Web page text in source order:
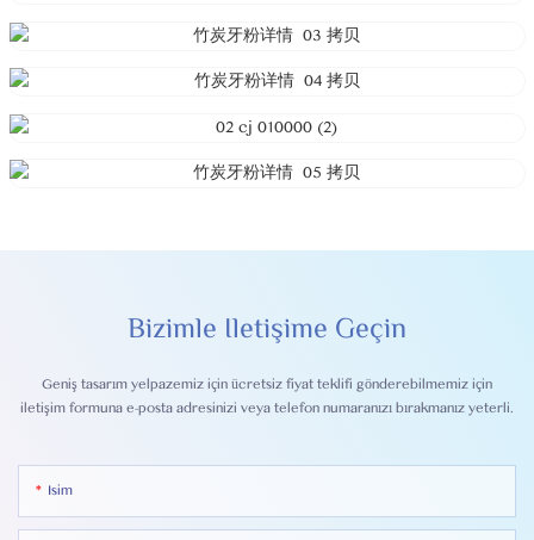
Bizimle Iletişime Geçin
Geniş tasarım yelpazemiz için ücretsiz fiyat teklifi gönderebilmemiz için
iletişim formuna e-posta adresinizi veya telefon numaranızı bırakmanız yeterli.
Isim